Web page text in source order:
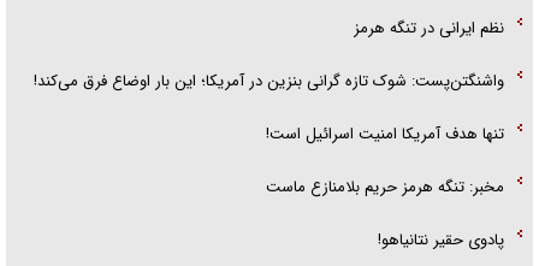
نظم ایرانی در تنگه هرمز
واشنگتن‌پست: شوک تازه گرانی بنزین در آمریکا؛ این بار اوضاع فرق می‌کند!
تنها هدف آمریکا امنیت اسرائیل است!
مخبر: تنگه هرمز حریم بلامنازع ماست
پادوی حقیر نتانیاهو!